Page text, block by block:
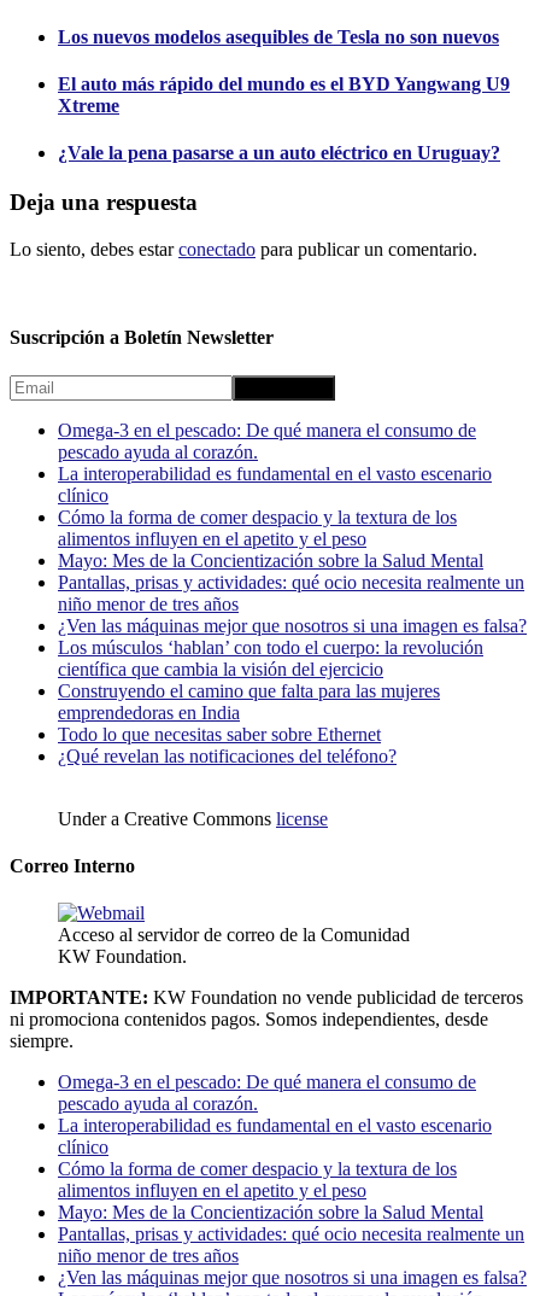
Los nuevos modelos asequibles de Tesla no son nuevos
El auto más rápido del mundo es el BYD Yangwang U9
Xtreme
¿Vale la pena pasarse a un auto eléctrico en Uruguay?
Deja una respuesta
Lo siento, debes estarconectado para publicar un comentario.
Suscripción a Boletín Newsletter
Omega-3 en el pescado: De qué manera el consumo de
pescado ayuda al corazón.
La interoperabilidad es fundamental en el vasto escenario
clínico
Cómo la forma de comer despacio y la textura de los
alimentos influyen en el apetito y el peso
Mayo: Mes de la Concientización sobre la Salud Mental
Pantallas, prisas y actividades: qué ocio necesita realmente un
niño menor de tres años
¿Ven las máquinas mejor que nosotros si una imagen es falsa?
Los músculos ‘hablan’ con todo el cuerpo: la revolución
científica que cambia la visión del ejercicio
Construyendo el camino que falta para las mujeres
emprendedoras en India
Todo lo que necesitas saber sobre Ethernet
¿Qué revelan las notificaciones del teléfono?
Under a Creative Commons license
Correo Interno
Acceso al servidor de correo de la Comunidad
KW Foundation.
IMPORTANTE: KW Foundation no vende publicidad de terceros
ni promociona contenidos pagos. Somos independientes, desde
siempre.
Omega-3 en el pescado: De qué manera el consumo de
pescado ayuda al corazón.
La interoperabilidad es fundamental en el vasto escenario
clínico
Cómo la forma de comer despacio y la textura de los
alimentos influyen en el apetito y el peso
Mayo: Mes de la Concientización sobre la Salud Mental
Pantallas, prisas y actividades: qué ocio necesita realmente un
niño menor de tres años
¿Ven las máquinas mejor que nosotros si una imagen es falsa?